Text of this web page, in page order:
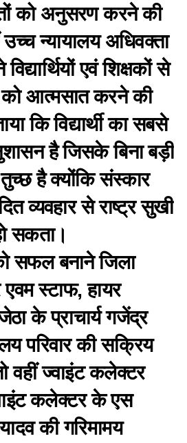
को अनुसरण करने की
उच्च न्यायालय अधिवक्ता
एवं शिक्षकों से
को आत्मसात करने की
कि विद्यार्थी का सबसे
है जिसके बिना बड़ी
है क्योंकि संस्कार
व्यवहार से राष्ट्र सुखी
सकता।
बनाने जिला
एवम स्टाफ, हायर
के प्राचार्य गजेंद्र
परिवार की सक्रिय
वहीं ज्वाइंट कलेक्टर
कलेक्टर के एस
की गरिमामय